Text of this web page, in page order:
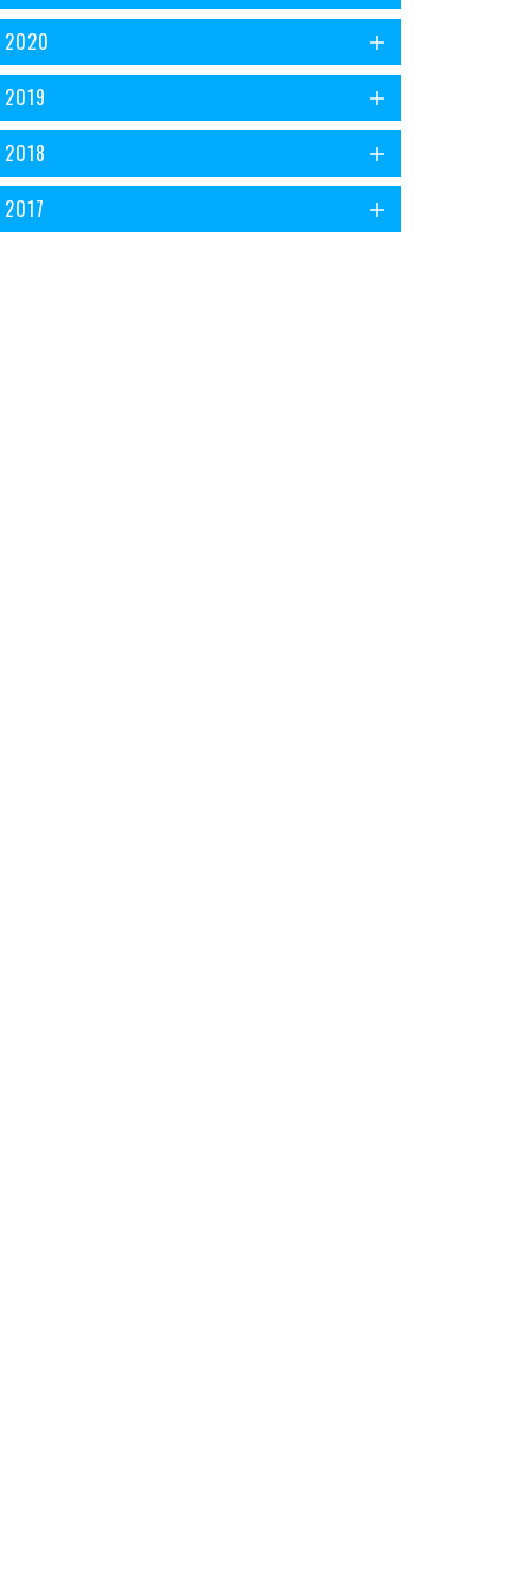
2020
2019
2018
2017